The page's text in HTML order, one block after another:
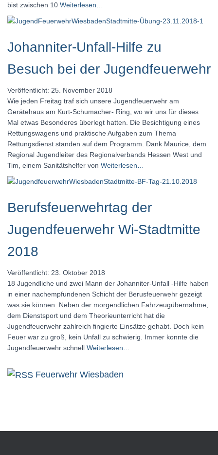
bist zwischen 10 Weiterlesen…
Johanniter-Unfall-Hilfe zu
Besuch bei der Jugendfeuerwehr
Veröffentlicht: 25. November 2018
Wie jeden Freitag traf sich unsere Jugendfeuerwehr am
Gerätehaus am Kurt-Schumacher- Ring, wo wir uns für dieses
Mal etwas Besonderes überlegt hatten. Die Besichtigung eines
Rettungswagens und praktische Aufgaben zum Thema
Rettungsdienst standen auf dem Programm. Dank Maurice, dem
Regional Jugendleiter des Regionalverbands Hessen West und
Tim, einem Sanitätshelfer von Weiterlesen…
Berufsfeuerwehrtag der
Jugendfeuerwehr Wi-Stadtmitte
2018
Veröffentlicht: 23. Oktober 2018
18 Jugendliche und zwei Mann der Johanniter-Unfall -Hilfe haben
in einer nachempfundenen Schicht der Berusfeuerwehr gezeigt
was sie können. Neben der morgendlichen Fahrzeugübernahme,
dem Dienstsport und dem Theorieunterricht hat die
Jugendfeuerwehr zahlreich fingierte Einsätze gehabt. Doch kein
Feuer war zu groß, kein Unfall zu schwierig. Immer konnte die
Jugendfeuerwehr schnell Weiterlesen…
Feuerwehr Wiesbaden